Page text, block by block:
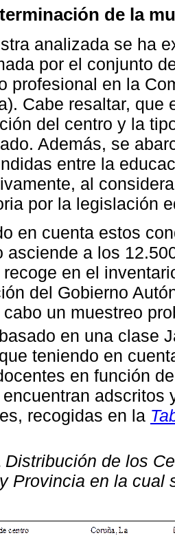
de la
analizada se ha
por el conjunto
profesional en la
Cabe resaltar, que
del centro y la
Además, se
entre la
al
por la legislación
en cuenta estos
asciende a los
en el
del Gobierno
un muestreo
en una clase
teniendo en
en función
adscritos
recogidas en la
Distribución de los
Provincia en la cual